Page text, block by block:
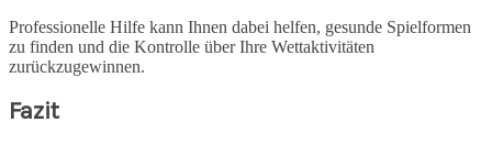
Professionelle Hilfe kann Ihnen dabei helfen, gesunde Spielformen
zu finden und die Kontrolle über Ihre Wettaktivitäten
zurückzugewinnen.
Fazit